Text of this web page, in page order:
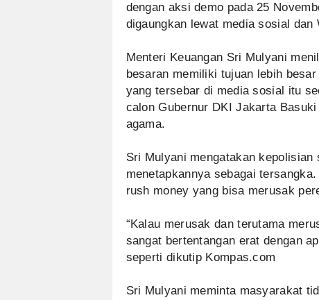
dengan aksi demo pada 25
digaungkan lewat media sosial dan
Menteri Keuangan Sri Mulyani
besaran memiliki tujuan lebih
yang tersebar di media sosial itu
calon Gubernur DKI Jakarta
agama.
Sri Mulyani mengatakan
menetapkannya sebagai
rush money yang bisa merusak
“Kalau merusak dan terutama
sangat bertentangan erat dengan
seperti dikutip Kompas.com
Sri Mulyani meminta masyarakat